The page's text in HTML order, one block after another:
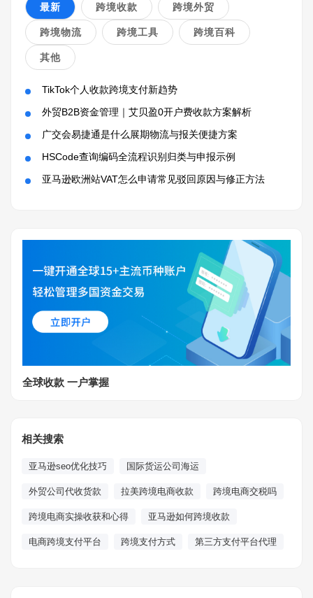
最新 跨境收款 跨境外贸
跨境物流 跨境工具 跨境百科
其他
TikTok个人收款跨境支付新趋势
外贸B2B资金管理｜艾贝盈0开户费收款方案解析
广交会易捷通是什么展期物流与报关便捷方案
HSCode查询编码全流程识别归类与申报示例
亚马逊欧洲站VAT怎么申请常见驳回原因与修正方法
全球收款 一户掌握
相关搜索
亚马逊seo优化技巧 国际货运公司海运
外贸公司代收货款 拉美跨境电商收款 跨境电商交税吗
跨境电商实操收获和心得 亚马逊如何跨境收款
电商跨境支付平台 跨境支付方式 第三方支付平台代理